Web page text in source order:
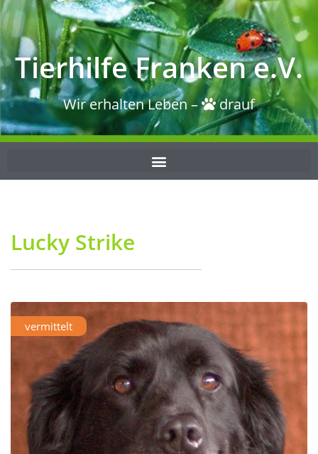
Tierhilfe Franken e.V.
Wir erhalten Leben – drauf
Lucky Strike
vermittelt